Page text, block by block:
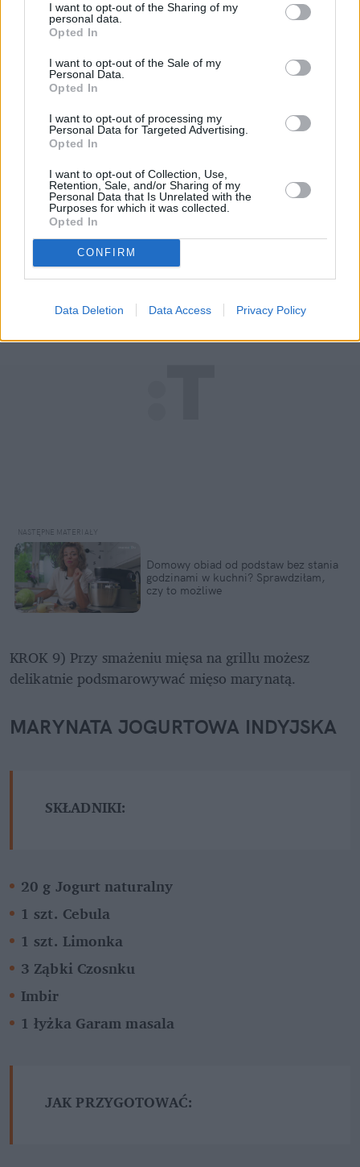
I want to opt-out of the Sharing of my
personal data.
Opted In
I want to opt-out of the Sale of my
Personal Data.
Opted In
I want to opt-out of processing my
Personal Data for Targeted Advertising.
Opted In
I want to opt-out of Collection, Use,
Retention, Sale, and/or Sharing of my
Personal Data that Is Unrelated with the
Purposes for which it was collected.
Opted In
CONFIRM
Data Deletion Data Access Privacy Policy
składników
chcecie
smażeniem - aby uzyskało temperaturę pokojową
Domowy obiad od podstaw bez stania
godzinami w kuchni? Sprawdziłam,
czy to możliwe
KROK 9) Przy smażeniu mięsa na grillu możesz
delikatnie podsmarowywać mięso marynatą.
MARYNATA JOGURTOWA INDYJSKA
SKŁADNIKI:
20 g Jogurt naturalny
1 szt. Cebula
1 szt. Limonka
3 Ząbki Czosnku
Imbir
1 łyżka Garam masala
JAK PRZYGOTOWAĆ: